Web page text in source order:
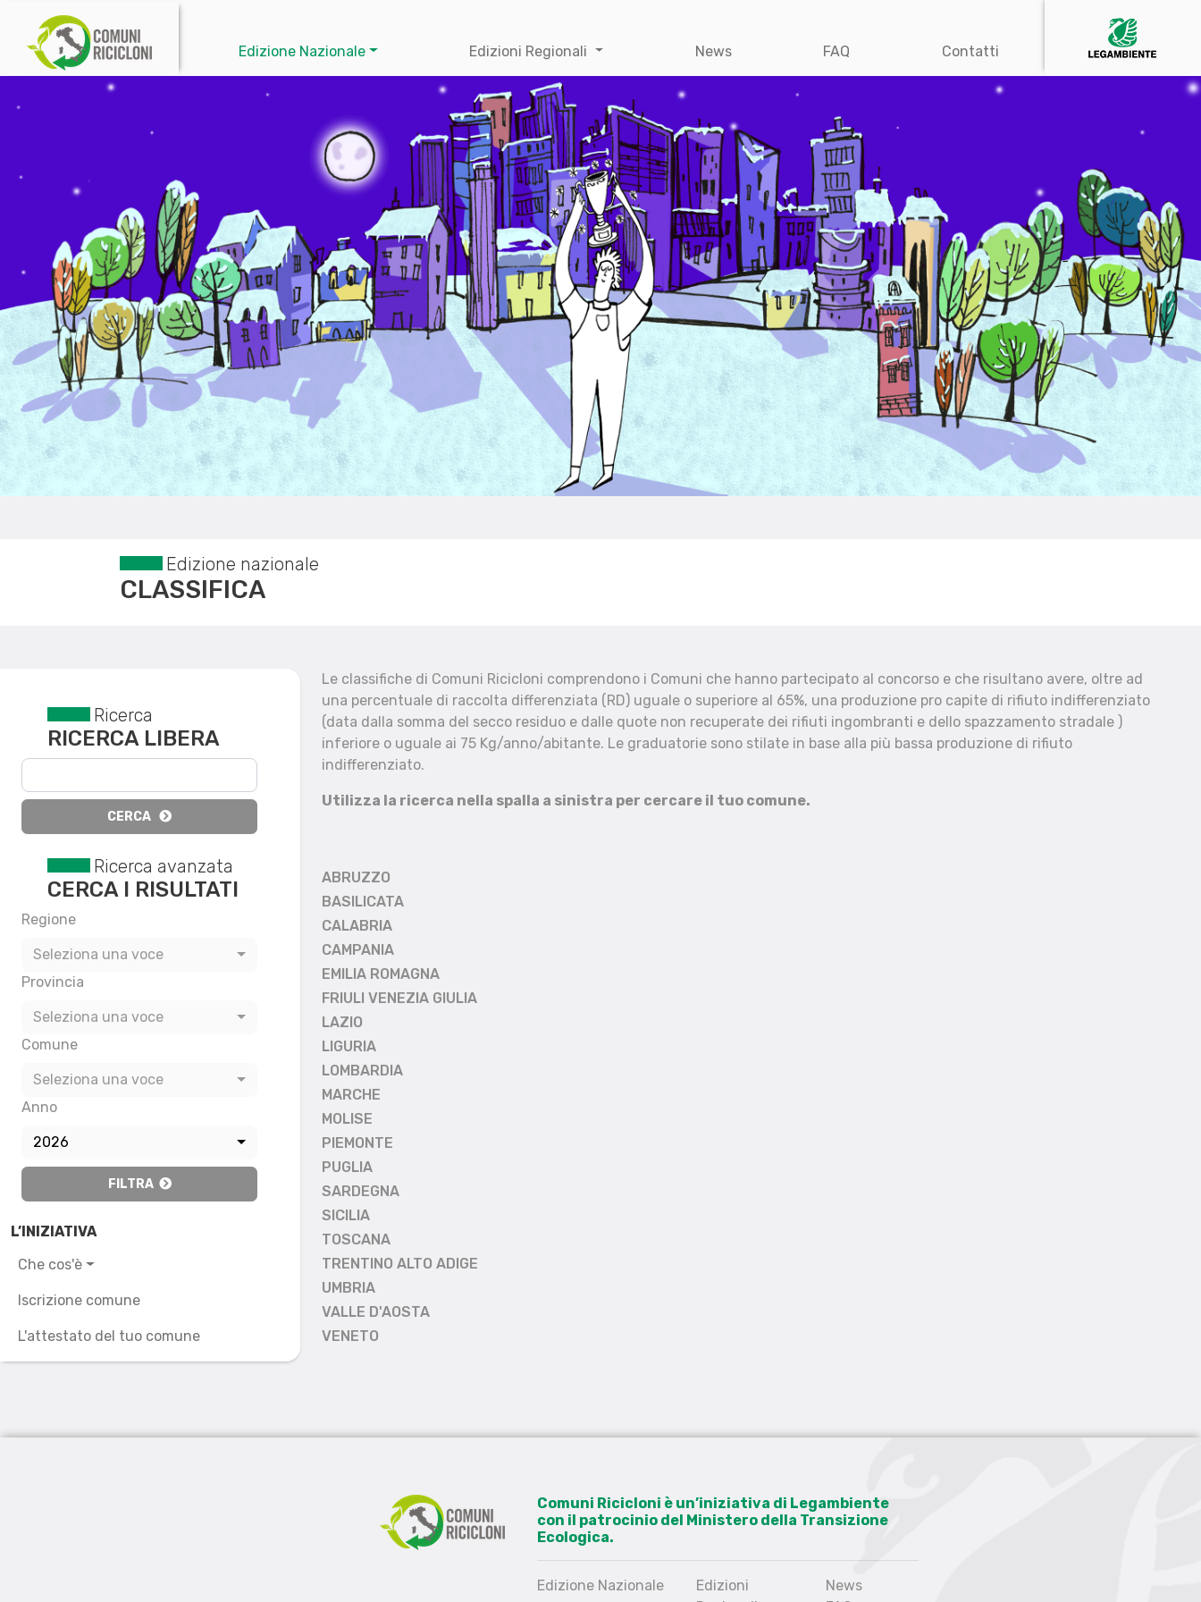
Edizione Nazionale Edizioni Regionali News FAQ Contatti
Edizione nazionale
CLASSIFICA
Reset filtri
Ricerca
RICERCA LIBERA
CERCA
Ricerca avanzata
CERCA I RISULTATI
Regione
Seleziona una voce
Provincia
Seleziona una voce
Comune
Seleziona una voce
Anno
2026
FILTRA
L’INIZIATIVA
Che cos'è
Iscrizione comune
L'attestato del tuo comune
Le classifiche di Comuni Ricicloni comprendono i Comuni che hanno partecipato al concorso e che risultano avere, oltre ad
una percentuale di raccolta differenziata (RD) uguale o superiore al 65%, una produzione pro capite di rifiuto indifferenziato
(data dalla somma del secco residuo e dalle quote non recuperate dei rifiuti ingombranti e dello spazzamento stradale )
inferiore o uguale ai 75 Kg/anno/abitante. Le graduatorie sono stilate in base alla più bassa produzione di rifiuto
indifferenziato.
Utilizza la ricerca nella spalla a sinistra per cercare il tuo comune.
ABRUZZO
BASILICATA
CALABRIA
CAMPANIA
EMILIA ROMAGNA
FRIULI VENEZIA GIULIA
LAZIO
LIGURIA
LOMBARDIA
MARCHE
MOLISE
PIEMONTE
PUGLIA
SARDEGNA
SICILIA
TOSCANA
TRENTINO ALTO ADIGE
UMBRIA
VALLE D'AOSTA
VENETO
Comuni Ricicloni è un’iniziativa di Legambiente
con il patrocinio del Ministero della Transizione
Ecologica.
Edizione Nazionale
Edizioni
News